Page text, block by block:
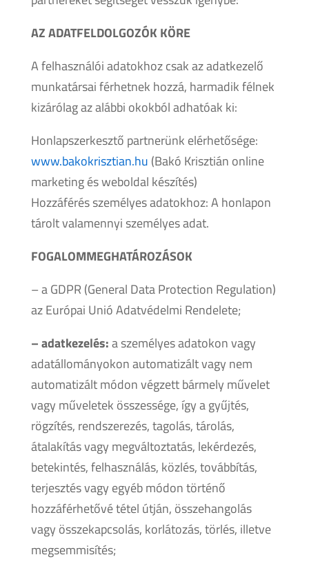
AZ ADATFELDOLGOZÓK KÖRE
A felhasználói adatokhoz csak az adatkezelő
munkatársai férhetnek hozzá, harmadik félnek
kizárólag az alábbi okokból adhatóak ki:
Honlapszerkesztő partnerünk elérhetősége:
www.bakokrisztian.hu (Bakó Krisztián online
marketing és weboldal készítés)
Hozzáférés személyes adatokhoz: A honlapon
tárolt valamennyi személyes adat.
FOGALOMMEGHATÁROZÁSOK
– a GDPR (General Data Protection Regulation)
az Európai Unió Adatvédelmi Rendelete;
– adatkezelés:a személyes adatokon vagy
adatállományokon automatizált vagy nem
automatizált módon végzett bármely művelet
vagy műveletek összessége, így a gyűjtés,
rögzítés, rendszerezés, tagolás, tárolás,
átalakítás vagy megváltoztatás, lekérdezés,
betekintés, felhasználás, közlés, továbbítás,
terjesztés vagy egyéb módon történő
hozzáférhetővé tétel útján, összehangolás
vagy összekapcsolás, korlátozás, törlés, illetve
megsemmisítés;